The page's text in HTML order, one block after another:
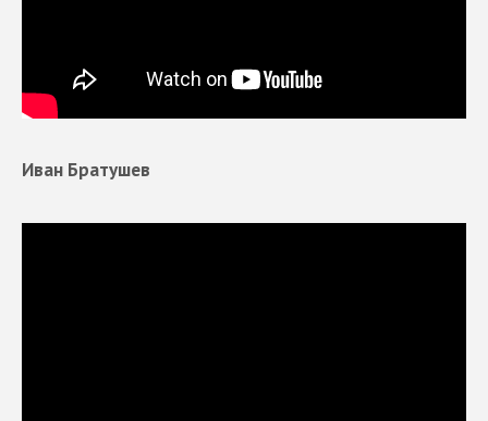
Иван Братушев